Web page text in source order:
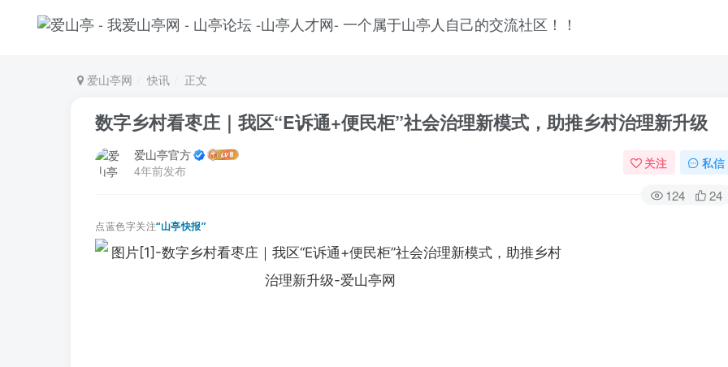
爱山亭网 快讯 正文
数字乡村看枣庄｜我区“E诉通+便民柜”社会治理新模式，助推乡村治理新升级
爱山亭官方
4年前发布
关注 私信
124 24
点蓝色字关注“山亭快报”